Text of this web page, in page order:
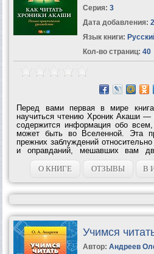
Серия: 3
Дата добавления:
Язык книги:
Кол-во страниц: 40
Перед вами первая в мире
научиться чтению Хроник Акаши —
содержится информация обо
может быть во Вселенной. Эта
прежних заблуждений
и оправданий, мешавших вам
развитии. Поскольку Хроники
а один из уровней...
О КНИГЕ ОТЗЫВЫ В
Учимся
Автор: Андреев